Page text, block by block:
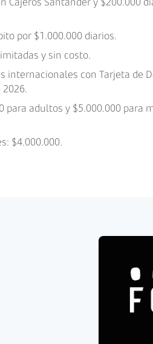
por $1.000.000 diarios.
y sin costo.
internacionales con Tarjeta de
para adultos y $5.000.000 para
$4.000.000.